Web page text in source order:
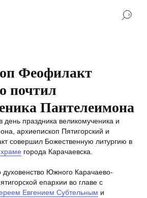
Феофилакт
почтил
Пантелеимона
день праздника великомученика и
архиепископ Пятигорский и
совершил Божественную литургию в
города Карачаевска.
Южного Карачаево-
епархии во главе с
Евгением Субтельным и